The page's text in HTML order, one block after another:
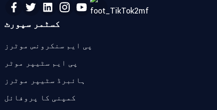
کسٹمر سپورٹ
پی ایم سنکرونس موٹرز
پی ایم سٹیپر موٹر
ہائبرڈ سٹیپر موٹرز
کمپنی کا پروفائل